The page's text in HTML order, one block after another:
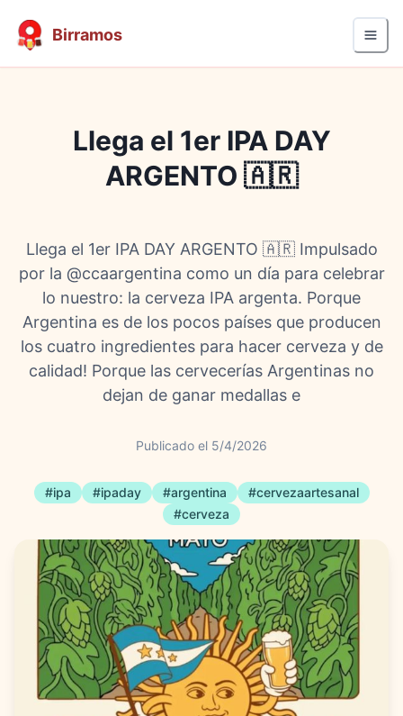
Birramos
Llega el 1er IPA DAY
ARGENTO 🇦🇷
Llega el 1er IPA DAY ARGENTO 🇦🇷 Impulsado
por la @ccaargentina como un día para celebrar
lo nuestro: la cerveza IPA argenta. Porque
Argentina es de los pocos países que producen
los cuatro ingredientes para hacer cerveza y de
calidad! Porque las cervecerías Argentinas no
dejan de ganar medallas e
Publicado el 5/4/2026
#ipa #ipaday #argentina #cervezaartesanal
#cerveza